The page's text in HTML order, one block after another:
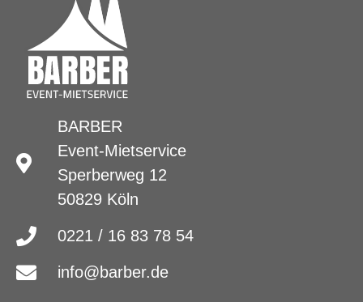
BARBER
Event-Mietservice
Sperberweg 12
50829 Köln
0221 / 16 83 78 54
info@barber.de